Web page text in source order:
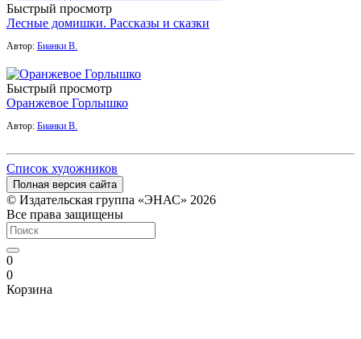
Быстрый просмотр
Лесные домишки. Рассказы и сказки
Автор: Бианки В.
Быстрый просмотр
Оранжевое Горлышко
Автор: Бианки В.
Список художников
Полная версия сайта
© Издательская группа «ЭНАС» 2026
Все права защищены
0
0
Корзина